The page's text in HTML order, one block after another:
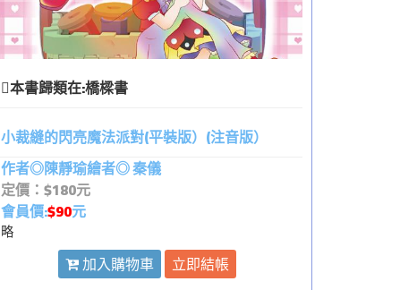
本書歸類在:橋樑書
小裁縫的閃亮魔法派對(平裝版）(注音版）
作者◎陳靜瑜繪者◎ 秦儀
定價：$180元
會員價:$90元
略
加入購物車 立即結帳